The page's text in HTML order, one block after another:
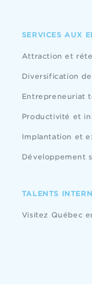
SERVICES AUX
Attraction et
Diversification
Entrepreneuriat
Productivité et
Implantation et
Développement
TALENTS
Visitez Québec